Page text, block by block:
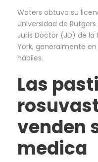
Waters obtuvo su
Universidad de
Juris Doctor (JD) de la
York, generalmente
hábiles.
Las
venden
medica